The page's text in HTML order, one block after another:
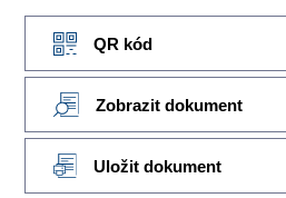
QR kód
Zobrazit dokument
Uložit dokument